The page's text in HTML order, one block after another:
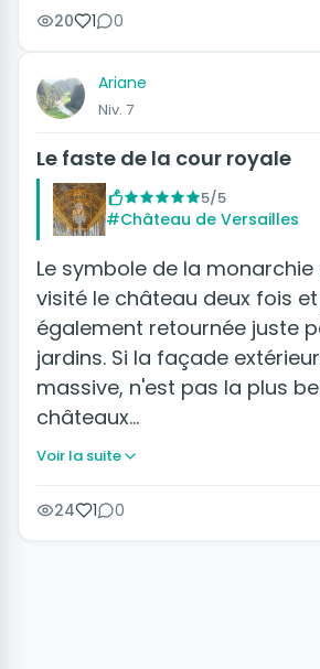
20 1 0
Ariane
Niv. 7
Le faste de la cour royale
5/5
#Château de Versailles
Le symbole de la
visité le château deux fois
également retournée juste
jardins. Si la façade
massive, n'est pas la plus
châteaux…
Voir la suite
24 1 0